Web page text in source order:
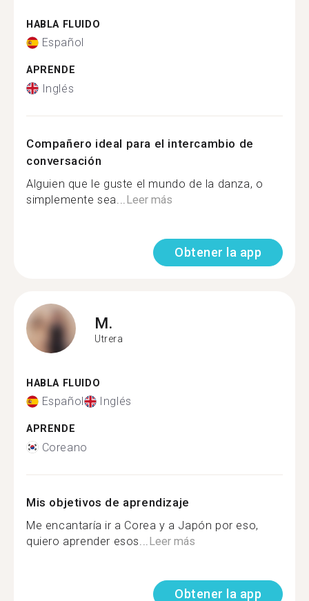
HABLA FLUIDO
Español
APRENDE
Inglés
Compañero ideal para el intercambio de
conversación
Alguien que le guste el mundo de la danza, o
simplemente sea... Leer más
Obtener la app
M.
Utrera
HABLA FLUIDO
Español Inglés
APRENDE
Coreano
Mis objetivos de aprendizaje
Me encantaría ir a Corea y a Japón por eso,
quiero aprender esos... Leer más
Obtener la app